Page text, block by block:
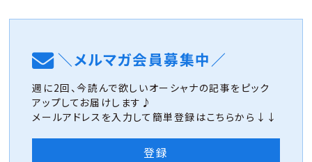
＼メルマガ会員募集中／
週に2回、今読んで欲しいオーシャナの記事をピック
アップしてお届けします♪
メールアドレスを入力して簡単登録はこちらから↓↓
登録